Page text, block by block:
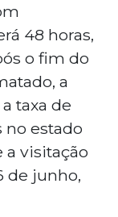
48 horas,
o fim do
a
taxa de
no estado
a visitação
de junho,